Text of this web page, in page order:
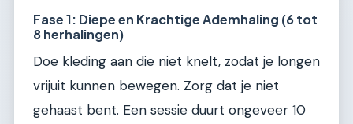
Fase 1: Diepe en Krachtige Ademhaling (6 tot
8 herhalingen)
Doe kleding aan die niet knelt, zodat je longen
vrijuit kunnen bewegen. Zorg dat je niet
gehaast bent. Een sessie duurt ongeveer 10